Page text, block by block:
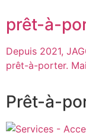
prêt-à-
Depuis 2021,
prêt-à-porter.
Prêt-à-